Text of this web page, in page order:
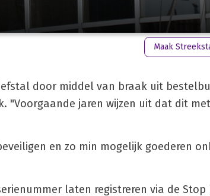
Maak
door middel van braak uit
"Voorgaande jaren wijzen uit dat dit
en zo min mogelijk goederen
laten registreren via de Stop